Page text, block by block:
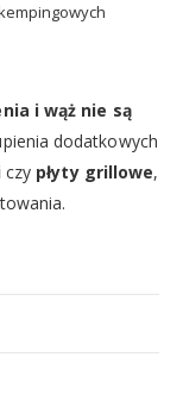
i wąż nie są
dodatkowych
czy płyty grillowe,